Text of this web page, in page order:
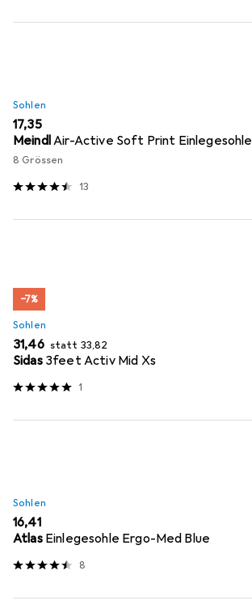
Sohlen
EUR
17,35
MeindlAir-Active Soft Print Einlegesohle
8 Grössen
13
−7%
Sohlen
EUR
31,46 statt EUR
33,82
Sidas 3feet Activ Mid Xs
1
Sohlen
EUR
16,41
Atlas Einlegesohle Ergo-Med Blue
8